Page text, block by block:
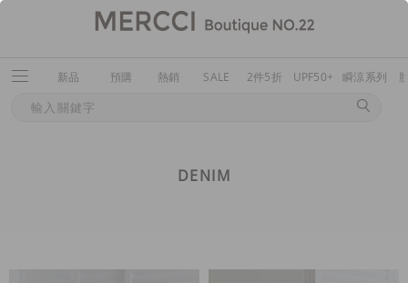
新品 預購 熱銷 SALE 2件5折 UPF50+ 瞬涼系列
DENIM